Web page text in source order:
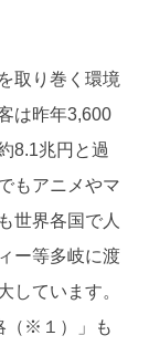
取り巻く環境
は昨年3,600
8.1兆円と過
もアニメやマ
世界各国で人
ー等多岐に渡
しています。
（※１）」も